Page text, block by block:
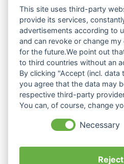
This site uses third-party
provide its services,
advertisements according to
and can revoke or change
for the future.We point out
to third countries without an
By clicking "Accept (incl.
you agree that the data may
respective third-party
You can, of course, change
Necessary